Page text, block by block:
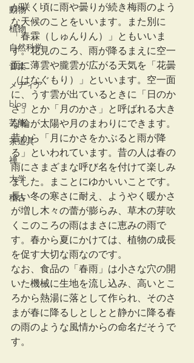
動物
植物
自然科学
音楽
メディア
blog
芸能
茶道具
禅
大学
稽古
が咲く頃に雨や曇りが続き梅雨のよう
な天候のことをいいます。また別に
「春霖（しゅんりん）」ともいいま
す。花見のころ、雨が降るまえに空一
面に薄雲や朧雲が広がる天気を「花曇
（はなぐもり）」といいます。空一面
に、うす雲が出ているときに「日のか
さ」とか「月のかさ」と呼ばれる大き
な輪が太陽や月のまわりにできます。
昔から「月にかさをかぶると雨が降
る」といわれています。昔の人は春の
雨にさまざまな呼び名を付けて楽しみ
ました。まことにゆかいいことです。
長い冬の寒さに耐え、ようやく暖かさ
が増し木々の蕾が膨らみ、草木の芽吹
くこのころの雨はまさに恵みの雨で
す。春から夏にかけては、植物の成長
を促す大切な雨なのです。
なお、食品の「春雨」は小さな穴の開
いた機械に生地を流し込み、高いとこ
ろから熱湯に落として作られ、そのさ
まが春に降るしとしとと静かに降る春
の雨のような風情からの命名だそうで
す。